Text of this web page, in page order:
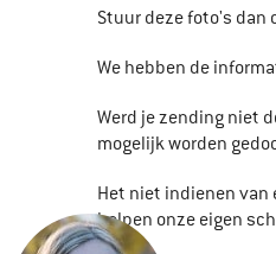
Stuur deze foto's dan
We hebben de
Werd je zending niet
mogelijk worden
Het niet indienen van
helpen onze eigen